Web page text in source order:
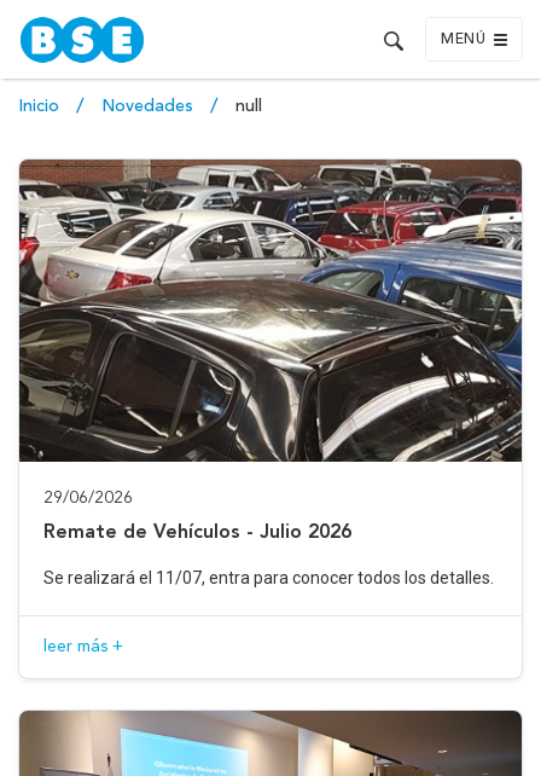
MENÚ
Inicio Novedades null
29/06/2026
Remate de Vehículos - Julio 2026
Se realizará el 11/07, entra para conocer todos los detalles.
leer más +